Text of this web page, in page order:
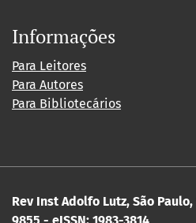
Informações
Para Leitores
Para Autores
Para Bibliotecários
Rev Inst Adolfo Lutz, São Paulo,